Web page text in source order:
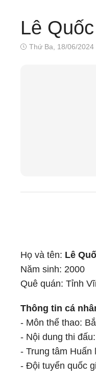
Lê
Thứ Ba, 18/06/2024
Họ và tên: Lê
Năm sinh: 2000
Quê quán: Tỉnh
Thông tin cá
- Môn thể thao:
- Nội dung thi
- Trung tâm Huấn
- Đội tuyển quốc